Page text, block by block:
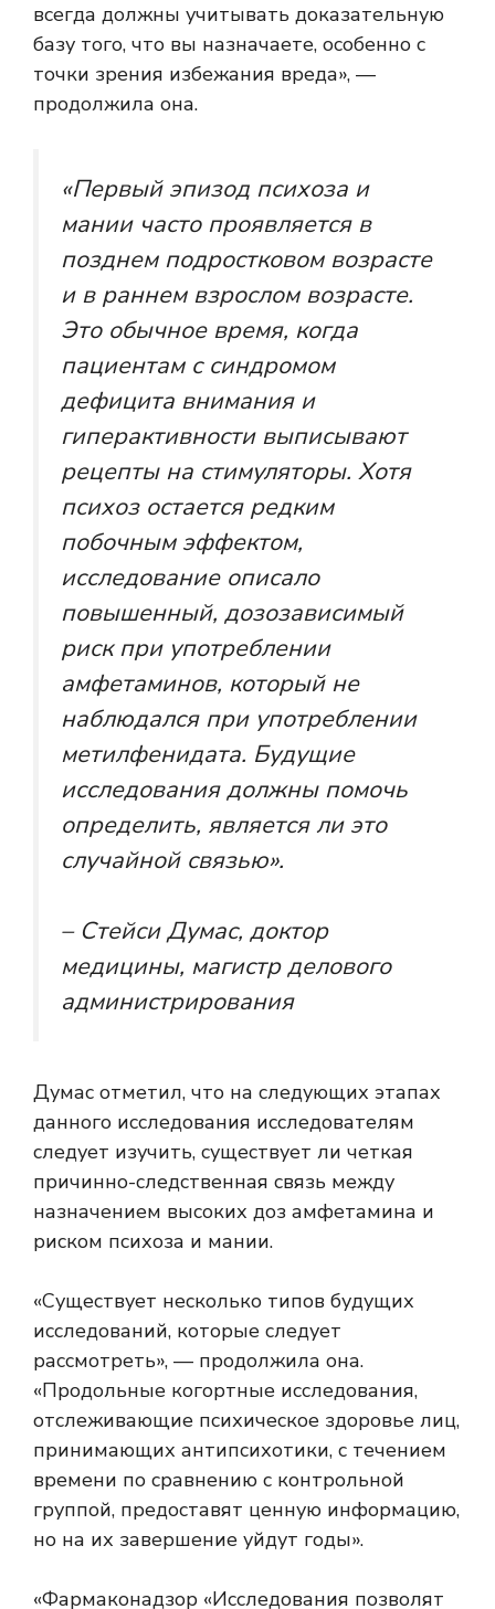
всегда должны учитывать доказательную
базу того, что вы назначаете, особенно с
точки зрения избежания вреда», —
продолжила она.
«Первый эпизод психоза и
мании часто проявляется в
позднем подростковом возрасте
и в раннем взрослом возрасте.
Это обычное время, когда
пациентам с синдромом
дефицита внимания и
гиперактивности выписывают
рецепты на стимуляторы. Хотя
психоз остается редким
побочным эффектом,
исследование описало
повышенный, дозозависимый
риск при употреблении
амфетаминов, который не
наблюдался при употреблении
метилфенидата. Будущие
исследования должны помочь
определить, является ли это
случайной связью».
– Стейси Думас, доктор
медицины, магистр делового
администрирования
Думас отметил, что на следующих этапах
данного исследования исследователям
следует изучить, существует ли четкая
причинно-следственная связь между
назначением высоких доз амфетамина и
риском психоза и мании.
«Существует несколько типов будущих
исследований, которые следует
рассмотреть», — продолжила она.
«Продольные когортные исследования,
отслеживающие психическое здоровье лиц,
принимающих антипсихотики, с течением
времени по сравнению с контрольной
группой, предоставят ценную информацию,
но на их завершение уйдут годы».
«Фармаконадзор «Исследования позволят